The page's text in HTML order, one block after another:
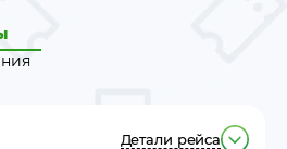
Детали рейса